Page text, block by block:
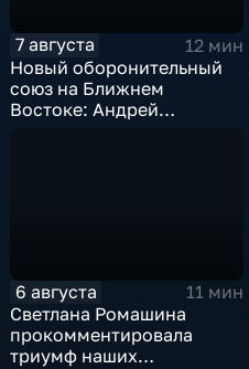
7 августа
12 мин
Новый оборонительный
союз на Ближнем
Востоке: Андрей
6 августа
11 мин
Светлана Ромашина
прокомментировала
триумф наших